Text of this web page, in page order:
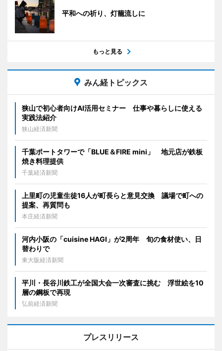
平和への祈り、灯籠流しに
もっと見る
みん経トピックス
狭山で初心者向けAI活用セミナー 仕事や暮らしに使える
実践法紹介
狭山経済新聞
千葉ポートタワーで「BLUE＆FIRE mini」 地元店が鉄板
焼き料理提供
千葉経済新聞
上里町の児童生徒16人が町長らと意見交換 議場で町への
提案、再質問も
本庄経済新聞
河内小阪の「cuisine HAGI」が2周年 旬の食材使い、日
替わりで
東大阪経済新聞
平川・長谷川鉄工が全国大会一次審査に挑む 浮世絵を10
層の鋼板で再現
弘前経済新聞
プレスリリース